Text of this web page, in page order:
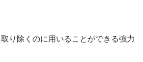
り除くのに用いることができる強力